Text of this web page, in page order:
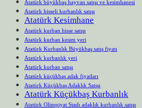
Atatürk büyükbaş hayvan satışı ve kesimhanesi
Atatürk hisseli kurbanlık satışı
Atatürk Kesimhane
Atatürk kurban hisse satışı
Atatürk kurban kesim yeri
Atatürk Kurbanlık Büyükbaş satış fiyatı
Atatürk kurbanlık yeri
Atatürk kurban satışı
Atatürk küçükbaş adak fiyatları
Atatürk Küçükbaş Adaklık Satışı
Atatürk Küçükbaş Kurbanlık
Atatürk Olimpiyat Stadı adaklık kurbanlık satışı